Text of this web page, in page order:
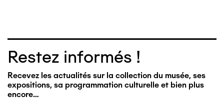
Restez informés !
Recevez les actualités sur la collection du musée, ses
expositions, sa programmation culturelle et bien plus
encore…